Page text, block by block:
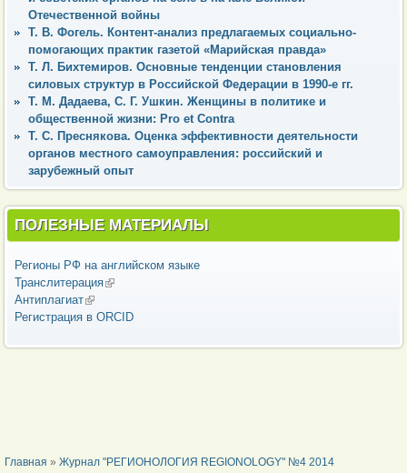
Отечественной войны
Т. В. Фогель. Контент-анализ предлагаемых социально-
помогающих практик газетой «Марийская правда»
Т. Л. Бихтемиров. Основные тенденции становления
силовых структур в Российской Федерации в 1990-е гг.
Т. М. Дадаева, С. Г. Ушкин. Женщины в политике и
общественной жизни: Pro et Contra
Т. С. Преснякова. Оценка эффективности деятельности
органов местного самоуправления: российский и
зарубежный опыт
ПОЛЕЗНЫЕ МАТЕРИАЛЫ
Регионы РФ на английском языке
Транслитерация(внешняя ссылка)
Антиплагиат(внешняя ссылка)
Регистрация в ORCID
ВЫ ЗДЕСЬ
Главная » Журнал "РЕГИОНОЛОГИЯ REGIONOLOGY" №4 2014